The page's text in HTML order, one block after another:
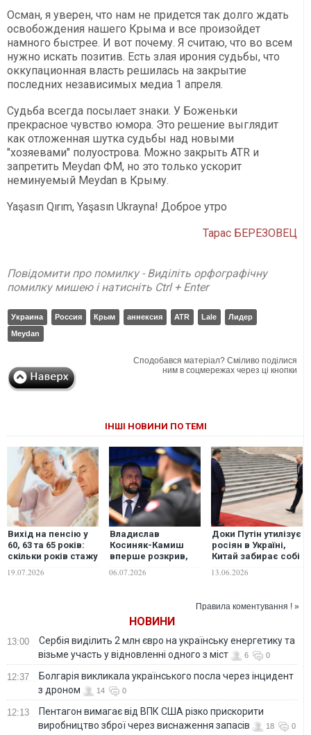
Осман, я уверен, что нам не придется так долго ждать
освобождения нашего Крыма и все произойдет
намного быстрее. И вот почему. Я считаю, что во всем
нужно искать позитив. Есть злая ирония судьбы, что
оккупационная власть решилась на закрытие
последних независимых медиа 1 апреля.
Судьба всегда посылает знаки. У Боженьки
прекрасное чувство юмора. Это решение выглядит
как отложенная шутка судьбы над новыми
"хозяевами" полуострова. Можно закрыть ATR и
запретить Meydan ФМ, но это только ускорит
неминуемый Meydan в Крыму.
Yaşasın Qırım, Yaşasın Ukrayna! Доброе утро
Тарас БЕРЕЗОВЕЦ
Повідомити про помилку - Виділіть орфографічну
помилку мишею і натисніть Ctrl + Enter
Украина Россия Крым аннексия ATR Lale
Лидер
Meydan
Сподобався матеріал? Сміливо поділися
ним в соцмережах через ці кнопки
ІНШІ НОВИНИ ПО ТЕМІ
Вихід на пенсію у
60, 63 та 65 років:
скільки років стажу
українцям у 2026–
19.07.2026
Владислав
Косиняк-Камиш
вперше розкрив,
витратила на
06.07.2026
Доки Путін утилізує
росіян в Україні,
Китай забирає собі
бою, - The Hill
13.06.2026
Правила коментування ! »
НОВИНИ
13:00
Сербія виділить 2 млн євро на українську енергетику та
візьме участь у відновленні одного з міст
6 0
12:37
Болгарія викликала українського посла через інцидент
з дроном
14 0
12:13
Пентагон вимагає від ВПК США різко прискорити
виробництво зброї через виснаження запасів
18 0